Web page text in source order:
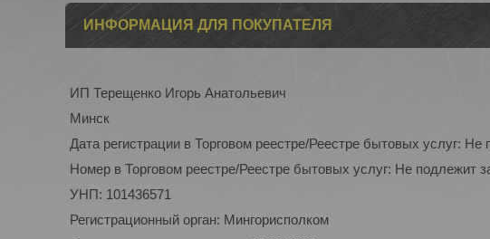
ИНФОРМАЦИЯ ДЛЯ ПОКУПАТЕЛЯ
ИП Терещенко Игорь Анатольевич
Минск
Дата регистрации в Торговом реестре/Реестре бытовых услуг:
Номер в Торговом реестре/Реестре бытовых услуг: Не подлежит
УНП: 101436571
Регистрационный орган: Мингорисполком